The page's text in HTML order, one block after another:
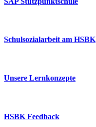
Schulsozialarbeit am HSBK
Unsere Lernkonzepte
HSBK Feedback